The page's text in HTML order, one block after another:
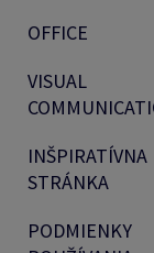
OFFICE
VISUAL
INŠPIRATÍVNA
STRÁNKA
PODMIENKY